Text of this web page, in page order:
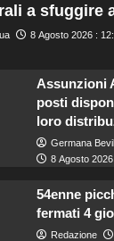
a sfuggire
8 Agosto 2026 :
Assunzioni
posti
loro
Germana
8 Agosto
54enne
fermati 4
Redazione